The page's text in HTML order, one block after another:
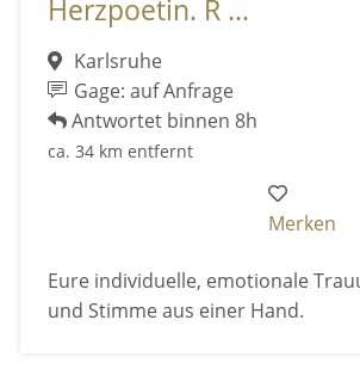
Herzpoetin. R ...
Karlsruhe
Gage: auf Anfrage
Antwortet binnen 8h
ca. 34 km entfernt
Merken
Eure individuelle, emotionale
und Stimme aus einer Hand.